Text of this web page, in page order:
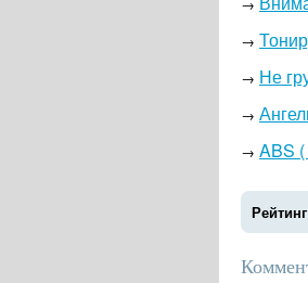
→
→ Не
→
→ ABS